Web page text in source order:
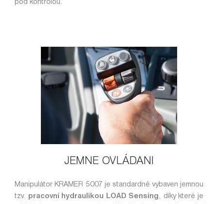
pod kontrolou.
JEMNE OVLÁDANI
Manipulátor KRAMER 5007 je standardně vybaven jemnou
tzv. pracovní hydraulikou LOAD Sensing, díky které je